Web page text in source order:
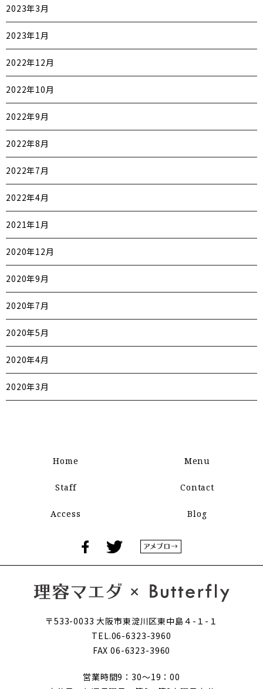
2023年3月
2023年1月
2022年12月
2022年10月
2022年9月
2022年8月
2022年7月
2022年4月
2021年1月
2020年12月
2020年9月
2020年7月
2020年5月
2020年4月
2020年3月
Home Menu
Staff Contact
Access Blog
〒533-0033 大阪市東淀川区東中島４-１-１
TEL.06-6323-3960
FAX 06-6323-3960
営業時間9：30～19：00